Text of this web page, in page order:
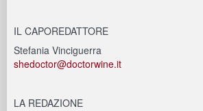
IL CAPOREDATTORE
Stefania Vinciguerra
shedoctor@doctorwine.it
LA REDAZIONE